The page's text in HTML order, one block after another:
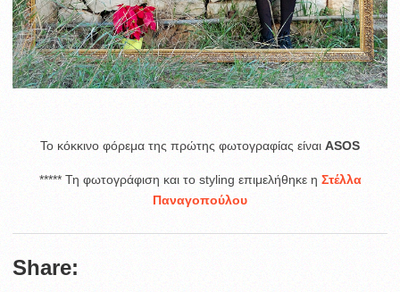
To κόκκινο φόρεμα της πρώτης φωτογραφίας είναι ASOS
***** Τη φωτογράφιση και το styling επιμελήθηκε η Στέλλα
Παναγοπούλου
Share: